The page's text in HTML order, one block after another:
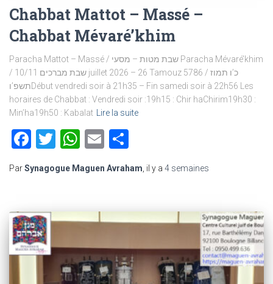
Chabbat Mattot – Massé –
Chabbat Mévaré’khim
Paracha Mattot – Massé / שבת מטות – מסעי Paracha Mévaré’khim
/ שבת מברכים 10/11 juillet 2026 – 26 Tamouz 5786 / כ’ו תמוז
תשפ’וDébut vendredi soir à 21h35 – Fin samedi soir à 22h56 Les
horaires de Chabbat : Vendredi soir :19h15 : Chir haChirim19h30 :
Min’ha19h50 : Kabalat Lire la suite
Facebook
Twitter
WhatsApp
Email
ParSynagogue Maguen Avraham, il y a 4 semaines